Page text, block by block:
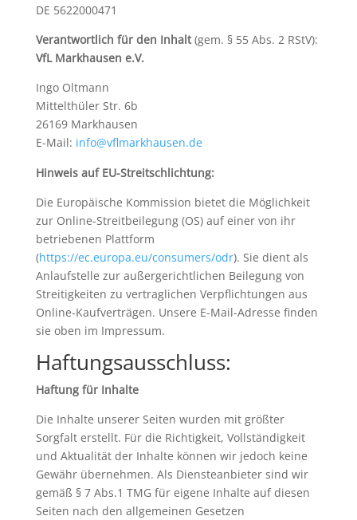
DE 5622000471
Verantwortlich für den Inhalt(gem. § 55 Abs. 2 RStV):
VfL Markhausen e.V.
Ingo Oltmann
Mittelthüler Str. 6b
26169 Markhausen
E-Mail: info@vflmarkhausen.de
Hinweis auf EU-Streitschlichtung:
Die Europäische Kommission bietet die Möglichkeit
zur Online-Streitbeilegung (OS) auf einer von ihr
betriebenen Plattform
(https://ec.europa.eu/consumers/odr). Sie dient als
Anlaufstelle zur außergerichtlichen Beilegung von
Streitigkeiten zu vertraglichen Verpflichtungen aus
Online-Kaufverträgen. Unsere E-Mail-Adresse finden
sie oben im Impressum.
Haftungsausschluss:
Haftung für Inhalte
Die Inhalte unserer Seiten wurden mit größter
Sorgfalt erstellt. Für die Richtigkeit, Vollständigkeit
und Aktualität der Inhalte können wir jedoch keine
Gewähr übernehmen. Als Diensteanbieter sind wir
gemäß § 7 Abs.1 TMG für eigene Inhalte auf diesen
Seiten nach den allgemeinen Gesetzen